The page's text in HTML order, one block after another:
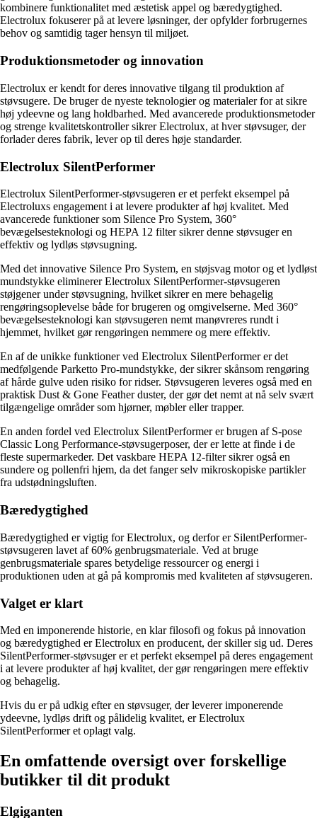
kombinere funktionalitet med æstetisk appel og bæredygtighed.
Electrolux fokuserer på at levere løsninger, der opfylder forbrugernes
behov og samtidig tager hensyn til miljøet.
Produktionsmetoder og innovation
Electrolux er kendt for deres innovative tilgang til produktion af
støvsugere. De bruger de nyeste teknologier og materialer for at sikre
høj ydeevne og lang holdbarhed. Med avancerede produktionsmetoder
og strenge kvalitetskontroller sikrer Electrolux, at hver støvsuger, der
forlader deres fabrik, lever op til deres høje standarder.
Electrolux SilentPerformer
Electrolux SilentPerformer-støvsugeren er et perfekt eksempel på
Electroluxs engagement i at levere produkter af høj kvalitet. Med
avancerede funktioner som Silence Pro System, 360°
bevægelsesteknologi og HEPA 12 filter sikrer denne støvsuger en
effektiv og lydløs støvsugning.
Med det innovative Silence Pro System, en støjsvag motor og et lydløst
mundstykke eliminerer Electrolux SilentPerformer-støvsugeren
støjgener under støvsugning, hvilket sikrer en mere behagelig
rengøringsoplevelse både for brugeren og omgivelserne. Med 360°
bevægelsesteknologi kan støvsugeren nemt manøvreres rundt i
hjemmet, hvilket gør rengøringen nemmere og mere effektiv.
En af de unikke funktioner ved Electrolux SilentPerformer er det
medfølgende Parketto Pro-mundstykke, der sikrer skånsom rengøring
af hårde gulve uden risiko for ridser. Støvsugeren leveres også med en
praktisk Dust & Gone Feather duster, der gør det nemt at nå selv svært
tilgængelige områder som hjørner, møbler eller trapper.
En anden fordel ved Electrolux SilentPerformer er brugen af ​​S-pose
Classic Long Performance-støvsugerposer, der er lette at finde i de
fleste supermarkeder. Det vaskbare HEPA 12-filter sikrer også en
sundere og pollenfri hjem, da det fanger selv mikroskopiske partikler
fra udstødningsluften.
Bæredygtighed
Bæredygtighed er vigtig for Electrolux, og derfor er SilentPerformer-
støvsugeren lavet af 60% genbrugsmateriale. Ved at bruge
genbrugsmateriale spares betydelige ressourcer og energi i
produktionen uden at gå på kompromis med kvaliteten af ​​støvsugeren.
Valget er klart
Med en imponerende historie, en klar filosofi og fokus på innovation
og bæredygtighed er Electrolux en producent, der skiller sig ud. Deres
SilentPerformer-støvsuger er et perfekt eksempel på deres engagement
i at levere produkter af høj kvalitet, der gør rengøringen mere effektiv
og behagelig.
Hvis du er på udkig efter en støvsuger, der leverer imponerende
ydeevne, lydløs drift og pålidelig kvalitet, er Electrolux
SilentPerformer et oplagt valg.
En omfattende oversigt over forskellige
butikker til dit produkt
Elgiganten